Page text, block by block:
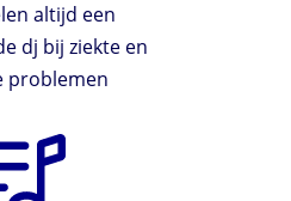
altijd een
dj bij ziekte en
problemen